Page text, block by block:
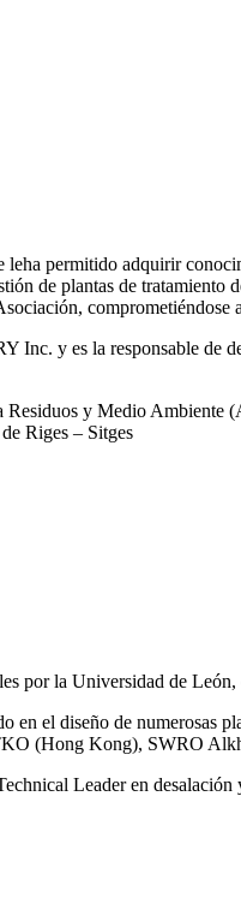
permitido adquirir
de plantas de
y es la responsable de
y Medio
Riges – Sitges
la Universidad de León,
el diseño de numerosas
(Hong Kong), SWRO
Leader en